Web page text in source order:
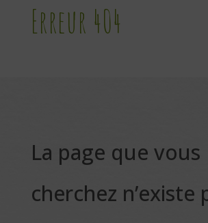
Erreur 404
La page que vous
cherchez n’existe